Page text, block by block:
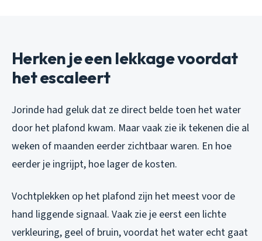
Herken je een lekkage voordat
het escaleert
Jorinde had geluk dat ze direct belde toen het water
door het plafond kwam. Maar vaak zie ik tekenen die al
weken of maanden eerder zichtbaar waren. En hoe
eerder je ingrijpt, hoe lager de kosten.
Vochtplekken op het plafond zijn het meest voor de
hand liggende signaal. Vaak zie je eerst een lichte
verkleuring, geel of bruin, voordat het water echt gaat